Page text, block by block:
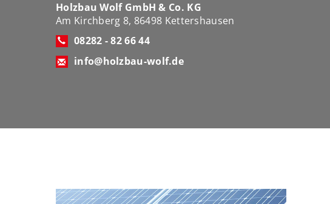
Holzbau Wolf GmbH & Co. KG
Am Kirchberg 8, 86498 Kettershausen
08282 - 82 66 44
info@holzbau-wolf.de